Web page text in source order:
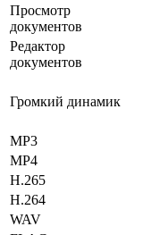
Просмотр
документов
Редактор
документов
Громкий динамик
MP3
MP4
H.265
H.264
WAV